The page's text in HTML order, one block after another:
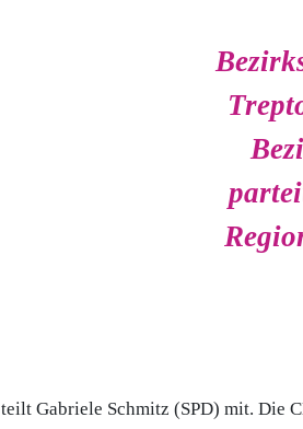
teilt Gabriele Schmitz (SPD) mit. Die